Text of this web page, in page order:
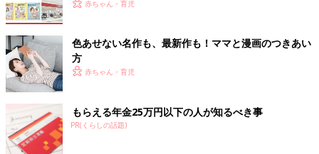
赤ちゃん・育児
色あせない名作も、最新作も！ママと漫画のつきあい
方
赤ちゃん・育児
もらえる年金25万円以下の人が知るべき事
PR(くらしの話題)